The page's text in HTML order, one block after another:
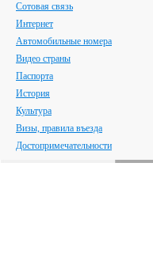
Сотовая связь
Интернет
Автомобильные номера
Видео страны
Паспорта
История
Культура
Визы, правила въезда
Достопримечательности